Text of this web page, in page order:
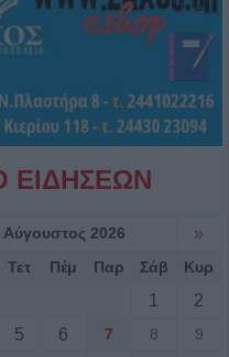
Επικοινωνία με το
KarditsaLive.Net
ΕΙΔΗΣΕΩΝ
Αύγουστος 2026 »
Τετ Πέμ Παρ Σάβ Κυρ
1
2
5 6 7 8
9